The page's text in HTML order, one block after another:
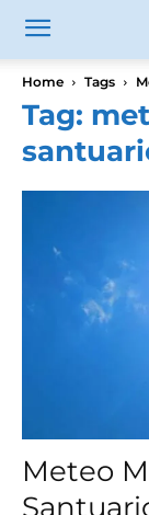
Home Tags
Tag:
Meteo